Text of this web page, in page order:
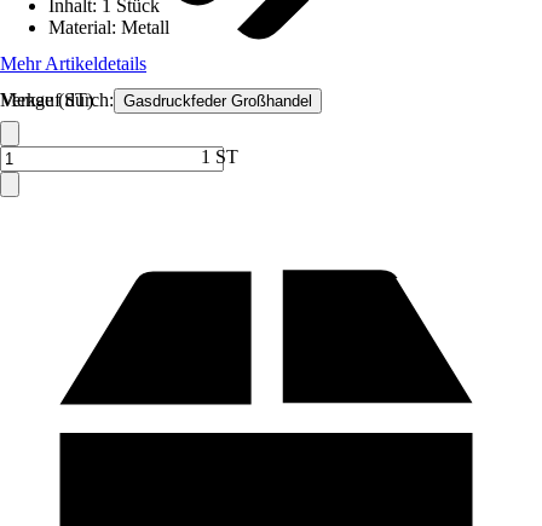
Verkauf durch: Gasdruckfeder Großhandel
Inhalt: 1 Stück
Material: Metall
Mehr Artikeldetails
Menge (ST)
1 ST